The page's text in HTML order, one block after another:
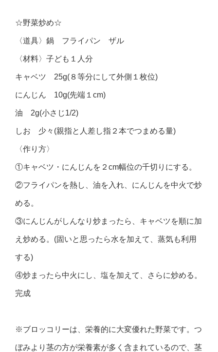
☆野菜炒め☆
〈道具〉鍋 フライパン ザル
〈材料〉子ども１人分
キャベツ 25g(８等分にして外側１枚位)
にんじん 10g(先端１cm)
油 2g(小さじ1/2)
しお 少々(親指と人差し指２本でつまめる量)
〈作り方〉
①キャベツ・にんじんを２cm幅位の千切りにする。
②フライパンを熱し、油を入れ、にんじんを中火で炒
める。
③にんじんがしんなり炒まったら、キャベツを順に加
え炒める。(固いと思ったら水を加えて、蒸気も利用
する)
④炒まったら中火にし、塩を加えて、さらに炒める。
完成
※ブロッコリーは、栄養的に大変優れた野菜です。つ
ぼみより茎の方が栄養素が多く含まれているので、茎